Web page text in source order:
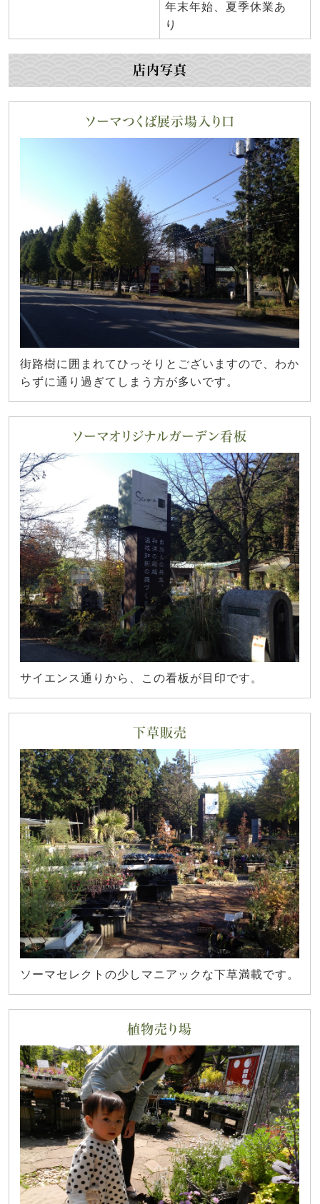
年末年始、夏季休業あ
り
店内写真
ソーマつくば展示場入り口
街路樹に囲まれてひっそりとございますので、わか
らずに通り過ぎてしまう方が多いです。
ソーマオリジナルガーデン看板
サイエンス通りから、この看板が目印です。
下草販売
ソーマセレクトの少しマニアックな下草満載です。
植物売り場